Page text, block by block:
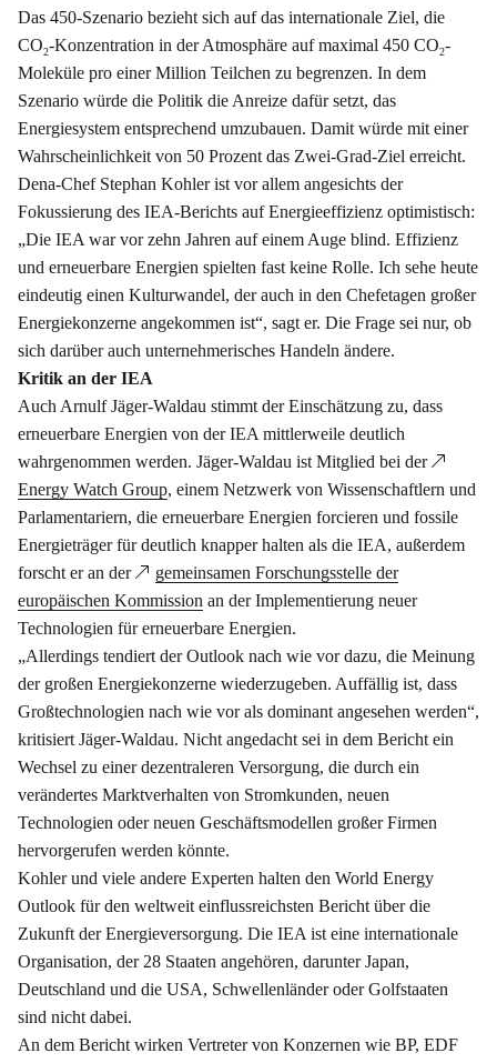
Das 450-Szenario bezieht sich auf das internationale Ziel, die
CO2-Konzentration in der Atmosphäre auf maximal 450 CO2-
Moleküle pro einer Million Teilchen zu begrenzen. In dem
Szenario würde die Politik die Anreize dafür setzt, das
Energiesystem entsprechend umzubauen. Damit würde mit einer
Wahrscheinlichkeit von 50 Prozent das Zwei-Grad-Ziel erreicht.
Dena-Chef Stephan Kohler ist vor allem angesichts der
Fokussierung des IEA-Berichts auf Energieeffizienz optimistisch:
„Die IEA war vor zehn Jahren auf einem Auge blind. Effizienz
und erneuerbare Energien spielten fast keine Rolle. Ich sehe heute
eindeutig einen Kulturwandel, der auch in den Chefetagen großer
Energiekonzerne angekommen ist“, sagt er. Die Frage sei nur, ob
sich darüber auch unternehmerisches Handeln ändere.
Kritik an der IEA
Auch Arnulf Jäger-Waldau stimmt der Einschätzung zu, dass
erneuerbare Energien von der IEA mittlerweile deutlich
wahrgenommen werden. Jäger-Waldau ist Mitglied bei der
Energy Watch Group, einem Netzwerk von Wissenschaftlern und
Parlamentariern, die erneuerbare Energien forcieren und fossile
Energieträger für deutlich knapper halten als die IEA, außerdem
forscht er an der
gemeinsamen Forschungsstelle der
europäischen Kommission an der Implementierung neuer
Technologien für erneuerbare Energien.
„Allerdings tendiert der Outlook nach wie vor dazu, die Meinung
der großen Energiekonzerne wiederzugeben. Auffällig ist, dass
Großtechnologien nach wie vor als dominant angesehen werden“,
kritisiert Jäger-Waldau. Nicht angedacht sei in dem Bericht ein
Wechsel zu einer dezentraleren Versorgung, die durch ein
verändertes Marktverhalten von Stromkunden, neuen
Technologien oder neuen Geschäftsmodellen großer Firmen
hervorgerufen werden könnte.
Kohler und viele andere Experten halten den World Energy
Outlook für den weltweit einflussreichsten Bericht über die
Zukunft der Energieversorgung. Die IEA ist eine internationale
Organisation, der 28 Staaten angehören, darunter Japan,
Deutschland und die USA, Schwellenländer oder Golfstaaten
sind nicht dabei.
An dem Bericht wirken Vertreter von Konzernen wie BP, EDF